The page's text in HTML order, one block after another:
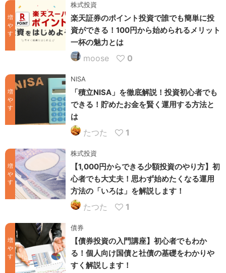
増
や
す
株式投資
楽天証券のポイント投資で誰でも簡単に投
資ができる！100円から始められるメリット
一杯の魅力とは
moose 0
増
や
す
NISA
「積立NISA」を徹底解説！投資初心者でも
できる！貯めたお金を賢く運用する方法と
は
たつた 1
増
や
す
株式投資
【1,000円からできる少額投資のやり方】初
心者でも大丈夫！思わず始めたくなる運用
方法の「いろは」を解説します！
たつた 1
増
や
す
債券
【債券投資の入門講座】初心者でもわか
る！個人向け国債と社債の基礎をわかりや
すく解説します！